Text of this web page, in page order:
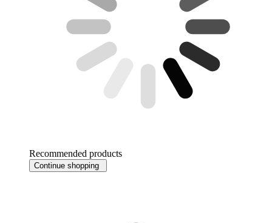
Recommended products
Continue shopping